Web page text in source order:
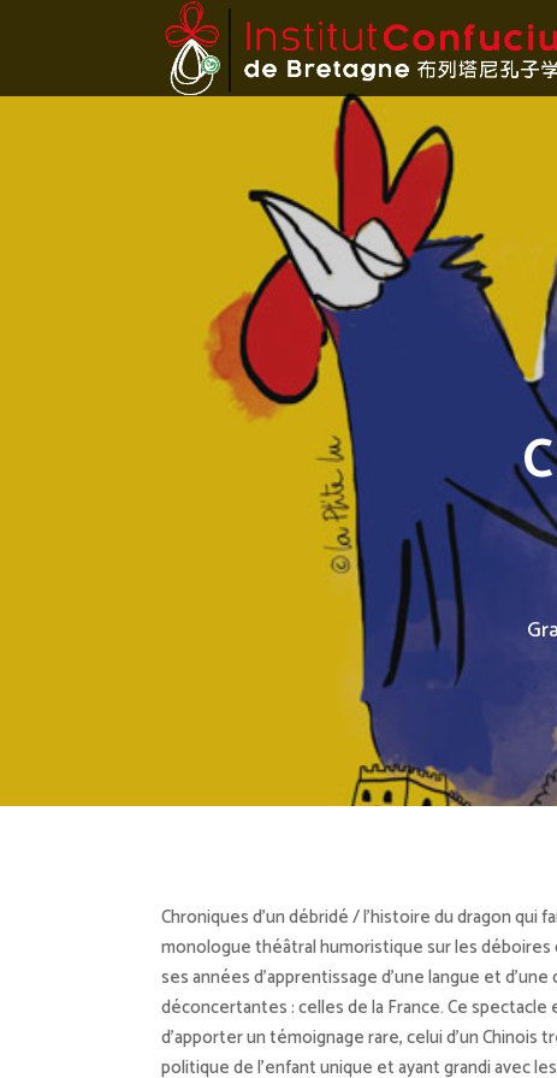
Chroniques d’un débridé / l’histoire du dragon qui
monologue théâtral humoristique sur les déboires
ses années d’apprentissage d’une langue et
déconcertantes : celles de la France. Ce spectacle
d’apporter un témoignage rare, celui d’un Chinois
politique de l’enfant unique et ayant grandi avec